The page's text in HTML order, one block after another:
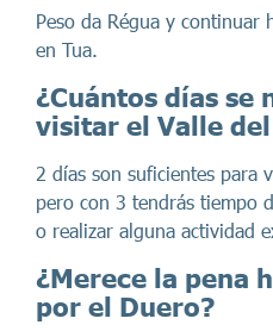
Peso da Régua y continuar
en Tua.
¿Cuántos días se
visitar el Valle
2 días son suficientes para
pero con 3 tendrás tiempo
o realizar alguna actividad
¿Merece la pena
por el Duero?